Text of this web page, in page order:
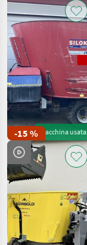
PERCORSO
ATTUALE
Settore
agricolo
Foraggiamento
Carri
Miscelatori
SCEGLI
CATEGORIA
Siloking
54
Trioliet
Reimposta
-15 % Macchina usata